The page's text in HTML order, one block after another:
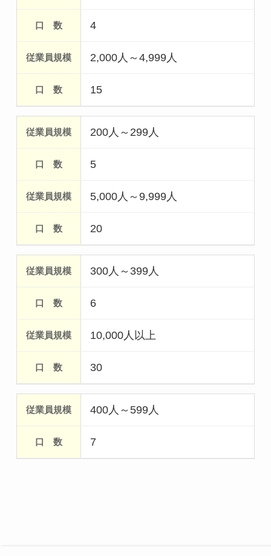
4
2,000人～4,999人
15
200人～299人
5
5,000人～9,999人
20
300人～399人
6
10,000人以上
30
400人～599人
7